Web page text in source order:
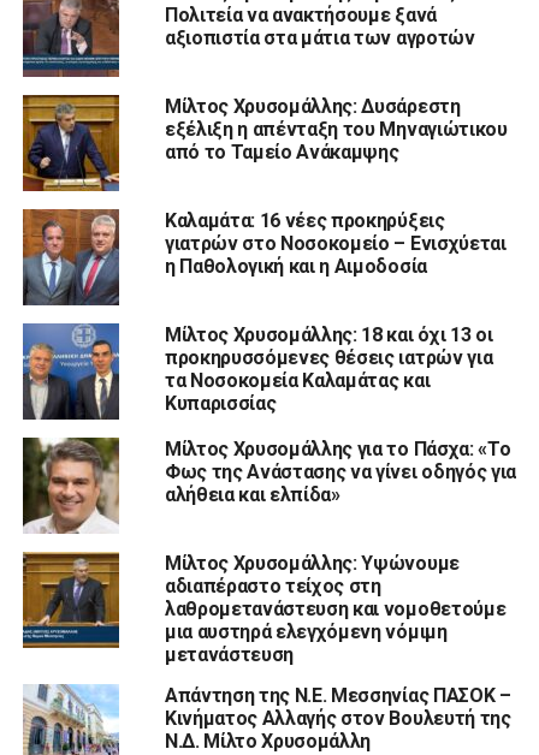
Πολιτεία να ανακτήσουμε ξανά
αξιοπιστία στα μάτια των αγροτών
Μίλτος Χρυσομάλλης: Δυσάρεστη
εξέλιξη η απένταξη του Μηναγιώτικου
από το Ταμείο Ανάκαμψης
Καλαμάτα: 16 νέες προκηρύξεις
γιατρών στο Νοσοκομείο – Ενισχύεται
η Παθολογική και η Αιμοδοσία
Μίλτος Χρυσομάλλης: 18 και όχι 13 οι
προκηρυσσόμενες θέσεις ιατρών για
τα Νοσοκομεία Καλαμάτας και
Κυπαρισσίας
Μίλτος Χρυσομάλλης για το Πάσχα: «Το
Φως της Ανάστασης να γίνει οδηγός για
αλήθεια και ελπίδα»
Μίλτος Χρυσομάλλης: Υψώνουμε
αδιαπέραστο τείχος στη
λαθρομετανάστευση και νομοθετούμε
μια αυστηρά ελεγχόμενη νόμιμη
μετανάστευση
Απάντηση της Ν.Ε. Μεσσηνίας ΠΑΣΟΚ –
Κινήματος Αλλαγής στον Βουλευτή της
Ν.Δ. Μίλτο Χρυσομάλλη